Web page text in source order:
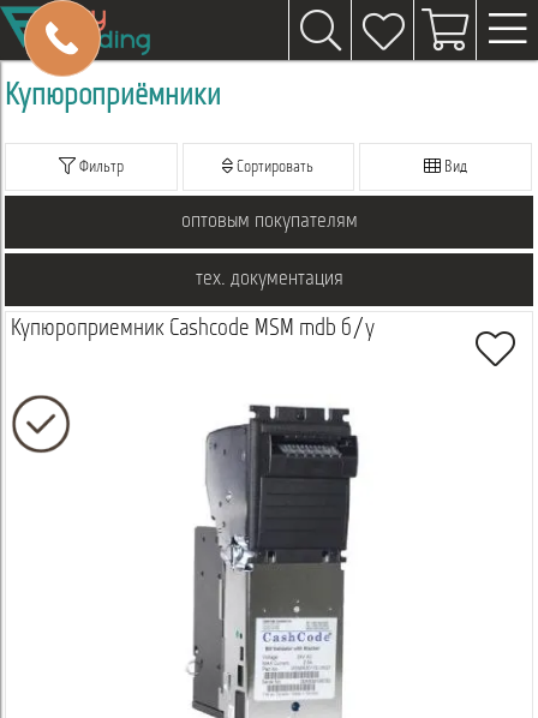
Купюроприёмники
Фильтр Сортировать Вид
оптовым покупателям
тех. документация
Купюроприемник Cashcode MSM mdb б/у